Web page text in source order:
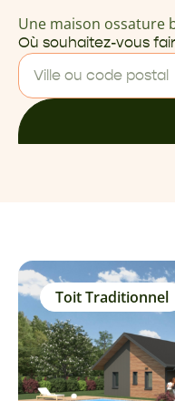
Une maison ossature
Où souhaitez-vous
Ville ou code postal
Toit Traditionnel